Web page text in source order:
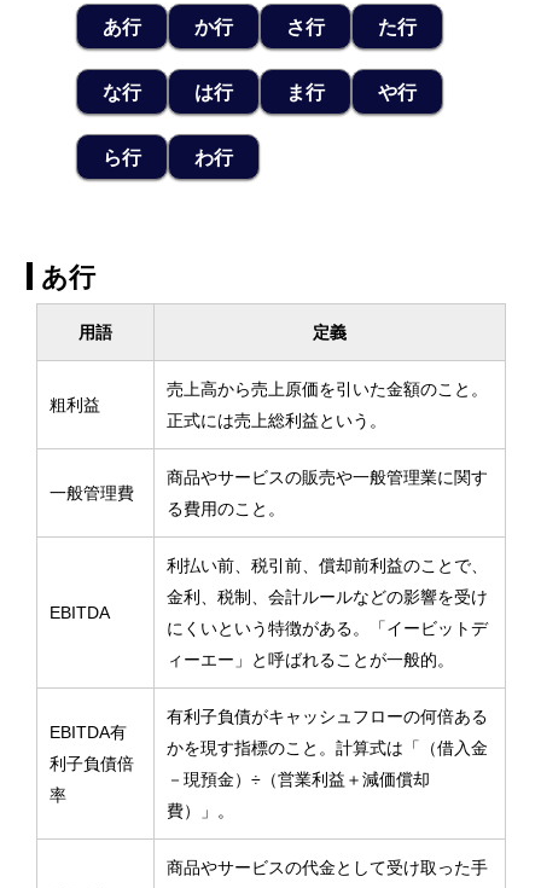
あ行 か行 さ行 た行
な行 は行 ま行 や行
ら行 わ行
あ行
用語 定義
粗利益
売上高から売上原価を引いた金額のこと。
正式には売上総利益という。
一般管理費
商品やサービスの販売や一般管理業に関す
る費用のこと。
EBITDA
利払い前、税引前、償却前利益のことで、
金利、税制、会計ルールなどの影響を受け
にくいという特徴がある。「イービットデ
ィーエー」と呼ばれることが一般的。
EBITDA有
利子負債倍
率
有利子負債がキャッシュフローの何倍ある
かを現す指標のこと。計算式は「（借入金
－現預金）÷（営業利益＋減価償却
費）」。
商品やサービスの代金として受け取った手